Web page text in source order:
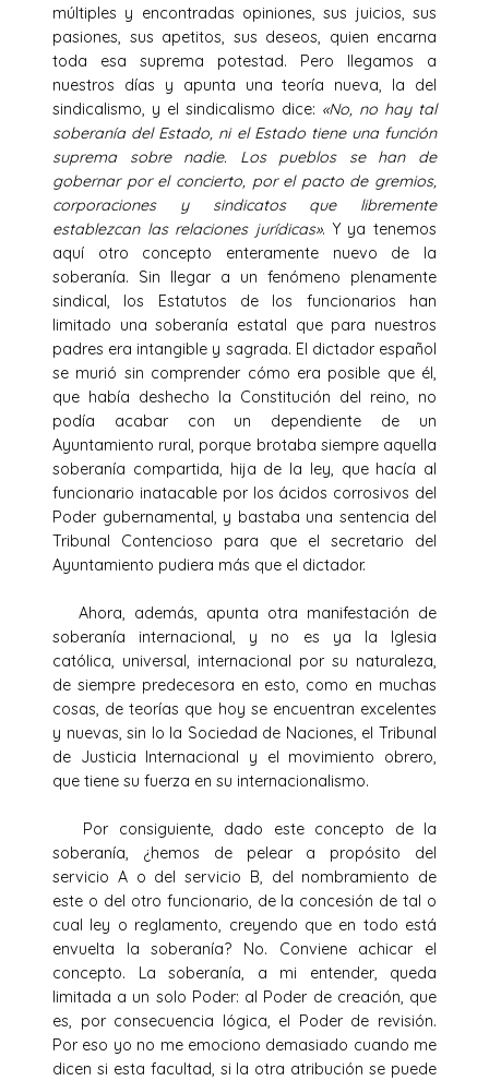
múltiples y encontradas opiniones, sus juicios, sus
pasiones, sus apetitos, sus deseos, quien encarna
toda esa suprema potestad. Pero llegamos a
nuestros días y apunta una teoría nueva, la del
sindicalismo, y el sindicalismo dice: «No, no hay tal
soberanía del Estado, ni el Estado tiene una función
suprema sobre nadie. Los pueblos se han de
gobernar por el concierto, por el pacto de gremios,
corporaciones y sindicatos que libremente
establezcan las relaciones jurídicas». Y ya tenemos
aquí otro concepto enteramente nuevo de la
soberanía. Sin llegar a un fenómeno plenamente
sindical, los Estatutos de los funcionarios han
limitado una soberanía estatal que para nuestros
padres era intangible y sagrada. El dictador español
se murió sin comprender cómo era posible que él,
que había deshecho la Constitución del reino, no
podía acabar con un dependiente de un
Ayuntamiento rural, porque brotaba siempre aquella
soberanía compartida, hija de la ley, que hacía al
funcionario inatacable por los ácidos corrosivos del
Poder gubernamental, y bastaba una sentencia del
Tribunal Contencioso para que el secretario del
Ayuntamiento pudiera más que el dictador.
Ahora, además, apunta otra manifestación de
soberanía internacional, y no es ya la Iglesia
católica, universal, internacional por su naturaleza,
de siempre predecesora en esto, como en muchas
cosas, de teorías que hoy se encuentran excelentes
y nuevas, sin lo la Sociedad de Naciones, el Tribunal
de Justicia Internacional y el movimiento obrero,
que tiene su fuerza en su internacionalismo.
Por consiguiente, dado este concepto de la
soberanía, ¿hemos de pelear a propósito del
servicio A o del servicio B, del nombramiento de
este o del otro funcionario, de la concesión de tal o
cual ley o reglamento, creyendo que en todo está
envuelta la soberanía? No. Conviene achicar el
concepto. La soberanía, a mi entender, queda
limitada a un solo Poder: al Poder de creación, que
es, por consecuencia lógica, el Poder de revisión.
Por eso yo no me emociono demasiado cuando me
dicen si esta facultad, si la otra atribución se puede